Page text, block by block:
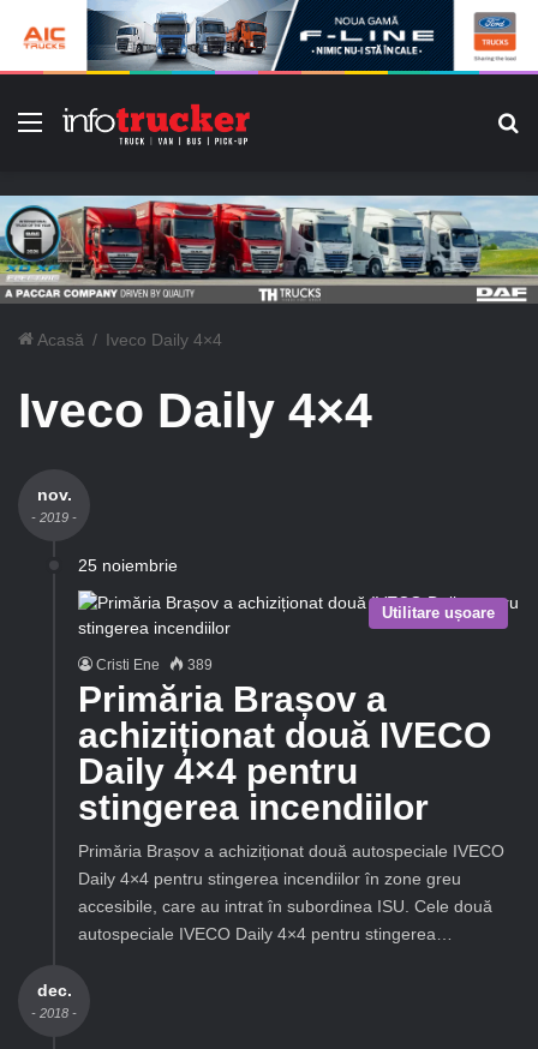
Meniu
Acasă / Iveco Daily 4×4
Iveco Daily 4×4
nov.
- 2019 -
25 noiembrie
Utilitare ușoare
Cristi Ene 389
Primăria Brașov a
achiziționat două IVECO
Daily 4×4 pentru
stingerea incendiilor
Primăria Brașov a achiziționat două autospeciale IVECO
Daily 4×4 pentru stingerea incendiilor în zone greu
accesibile, care au intrat în subordinea ISU. Cele două
autospeciale IVECO Daily 4×4 pentru stingerea…
dec.
- 2018 -